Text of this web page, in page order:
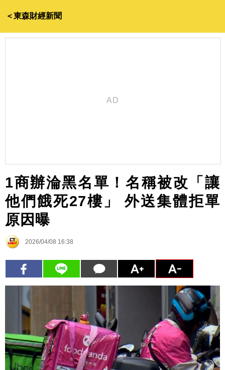
＜東森財經新聞
1商辦淪黑名單！名稱被改「讓
他們餓死27樓」 外送集體拒單
原因曝
2026/04/08 16:38